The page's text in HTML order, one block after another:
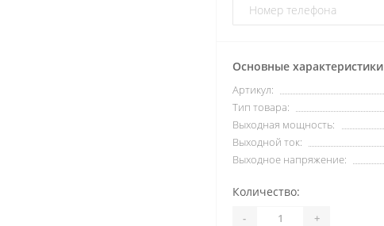
Основные характеристики
Артикул:
Тип товара:
Выходная мощность:
Выходной ток:
Выходное напряжение:
Количество:
- +